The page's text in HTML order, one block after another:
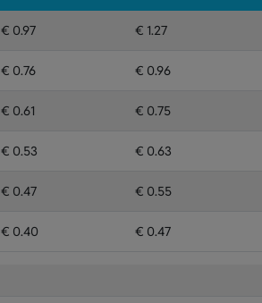
€ 0.97 € 1.27
€ 0.76 € 0.96
€ 0.61 € 0.75
€ 0.53 € 0.63
€ 0.47 € 0.55
€ 0.40 € 0.47